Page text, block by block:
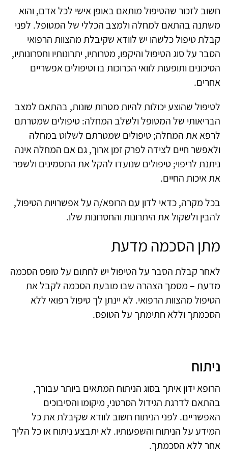
חשוב לזכור שהטיפול מותאם באופן אישי לכל אדם, והוא
משתנה בהתאם למחלה ולמצב הכללי של המטופל. לפני
קבלת טיפול כלשהו יש לוודא שקיבלת מהצוות הרפואי
הסבר על סוג הטיפול והיקפו, מטרותיו, יתרונותיו וחסרונותיו,
הסיכונים ותופעות לוואי הכרוכות בו וטיפולים אפשריים
אחרים.
לטיפול שהוצע יכולות להיות מטרות שונות, בהתאם למצב
הבריאותי של המטופל ולשלב המחלה:טיפולים שמטרתם
לרפא את המחלה; טיפולים שמטרתם לשלוט במחלה
ולאפשר חיים לצידה לפרק זמן ארוך, גם אם המחלה אינה
ניתנת לריפוי; טיפולים שנועדו להקל את התסמינים ולשפר
את איכות החיים.
בכל מקרה, כדאי לדון עם הרופא/ה על אפשרויות הטיפול,
להבין ולשקול את היתרונות והחסרונות שלו.
מתן הסכמה מדעת
לאחר קבלת הסבר על הטיפול יש לחתום על טופס הסכמה
מדעת – מסמך הצהרה שבו מובעת הסכמה לקבל את
הטיפול מהצוות הרפואי. לא יינתן לך טיפול רפואי ללא
הסכמתך וללא חתימתך על הטופס.
ניתוח
הרופא ידון איתך בסוג הניתוח המתאים ביותר עבורך,
בהתאם לדרגת הגידול הסרטני, מיקומו והסיבוכים
האפשריים. לפני הניתוח חשוב לוודא שקיבלת את כל
המידע על הניתוח והשפעותיו. לא יתבצע ניתוח או כל הליך
אחר ללא הסכמתך.